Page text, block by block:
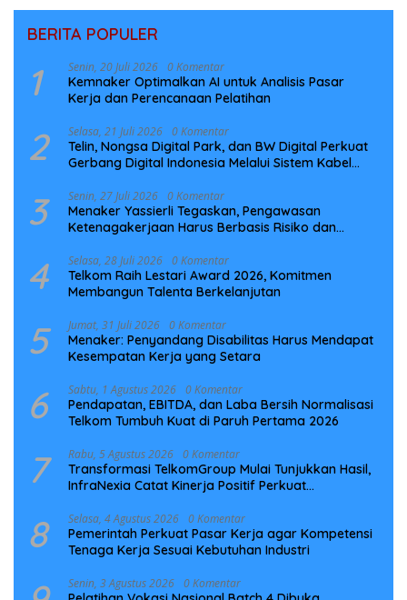
BERITA POPULER
1 Senin, 20 Juli 2026 0 Komentar
Kemnaker Optimalkan AI untuk Analisis Pasar
Kerja dan Perencanaan Pelatihan
2 Selasa, 21 Juli 2026 0 Komentar
Telin, Nongsa Digital Park, dan BW Digital Perkuat
Gerbang Digital Indonesia Melalui Sistem Kabel
3 Senin, 27 Juli 2026 0 Komentar
Menaker Yassierli Tegaskan, Pengawasan
Ketenagakerjaan Harus Berbasis Risiko dan
4 Selasa, 28 Juli 2026 0 Komentar
Telkom Raih Lestari Award 2026, Komitmen
Membangun Talenta Berkelanjutan
5 Jumat, 31 Juli 2026 0 Komentar
Menaker: Penyandang Disabilitas Harus Mendapat
Kesempatan Kerja yang Setara
6 Sabtu, 1 Agustus 2026 0 Komentar
Pendapatan, EBITDA, dan Laba Bersih Normalisasi
Telkom Tumbuh Kuat di Paruh Pertama 2026
7 Rabu, 5 Agustus 2026 0 Komentar
Transformasi TelkomGroup Mulai Tunjukkan Hasil,
InfraNexia Catat Kinerja Positif Perkuat
8 Selasa, 4 Agustus 2026 0 Komentar
Pemerintah Perkuat Pasar Kerja agar Kompetensi
Tenaga Kerja Sesuai Kebutuhan Industri
Senin, 3 Agustus 2026 0 Komentar